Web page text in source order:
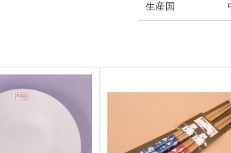
生産国